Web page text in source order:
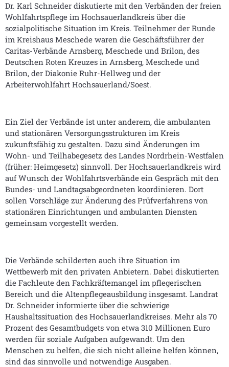
Dr. Karl Schneider diskutierte mit den Verbänden der freien
Wohlfahrtspflege im Hochsauerlandkreis über die
sozialpolitische Situation im Kreis. Teilnehmer der Runde
im Kreishaus Meschede waren die Geschäftsführer der
Caritas-Verbände Arnsberg, Meschede und Brilon, des
Deutschen Roten Kreuzes in Arnsberg, Meschede und
Brilon, der Diakonie Ruhr-Hellweg und der
Arbeiterwohlfahrt Hochsauerland/Soest.
Ein Ziel der Verbände ist unter anderem, die ambulanten
und stationären Versorgungsstrukturen im Kreis
zukunftsfähig zu gestalten. Dazu sind Änderungen im
Wohn- und Teilhabegesetz des Landes Nordrhein-Westfalen
(früher: Heimgesetz) sinnvoll. Der Hochsauerlandkreis wird
auf Wunsch der Wohlfahrtsverbände ein Gespräch mit den
Bundes- und Landtagsabgeordneten koordinieren. Dort
sollen Vorschläge zur Änderung des Prüfverfahrens von
stationären Einrichtungen und ambulanten Diensten
gemeinsam vorgestellt werden.
Die Verbände schilderten auch ihre Situation im
Wettbewerb mit den privaten Anbietern. Dabei diskutierten
die Fachleute den Fachkräftemangel im pflegerischen
Bereich und die Altenpflegeausbildung insgesamt. Landrat
Dr. Schneider informierte über die schwierige
Haushaltssituation des Hochsauerlandkreises. Mehr als 70
Prozent des Gesamtbudgets von etwa 310 Millionen Euro
werden für soziale Aufgaben aufgewandt. Um den
Menschen zu helfen, die sich nicht alleine helfen können,
sind das sinnvolle und notwendige Ausgaben.